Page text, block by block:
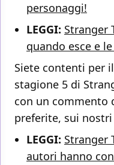
personaggi!
LEGGI: Stranger
quando esce e
Siete contenti per
stagione 5 di
con un commento
preferite, sui
LEGGI: Stranger
autori hanno